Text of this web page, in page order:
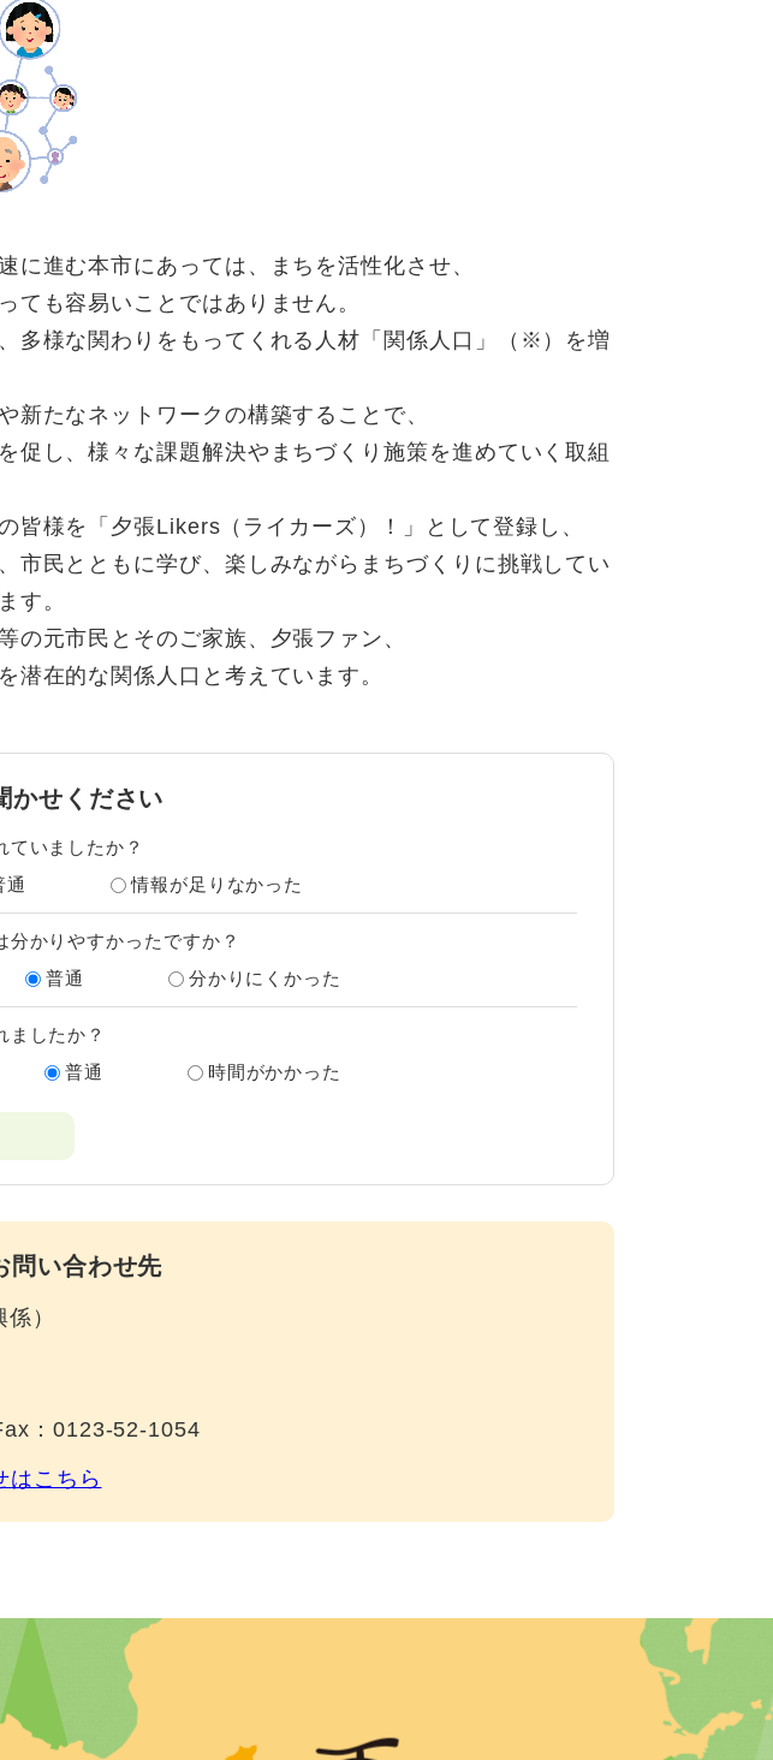
に進む本市にあっては、まちを活性化させ、
ても容易いことではありません。
多様な関わりをもってくれる人材「関係人口」（※）を増
新たなネットワークの構築することで、
促し、様々な課題解決やまちづくり施策を進めていく取組
皆様を「夕張Likers（ライカーズ）！」として登録し、
市民とともに学び、楽しみながらまちづくりに挑戦してい
す。
元市民とそのご家族、夕張ファン、
在的な関係人口と考えています。
かせください
ていましたか？
通 情報が足りなかった
かりやすかったですか？
普通 分かりにくかった
ましたか？
普通 時間がかかった
問い合わせ先
係
：0123-52-1054
はこちら